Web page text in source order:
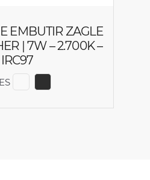
EMBUTIR ZAGLE
| 7W – 2.700K –
IRC97
EXIBIR COR 6446
EXIBIR COR 6447